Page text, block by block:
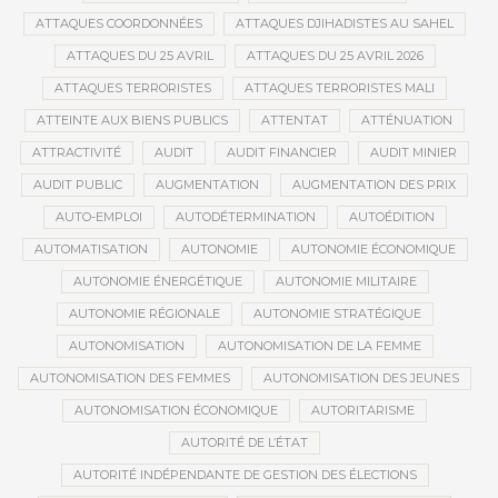
ATTAQUES COORDONNÉES ATTAQUES DJIHADISTES AU SAHEL
ATTAQUES DU 25 AVRIL ATTAQUES DU 25 AVRIL 2026
ATTAQUES TERRORISTES ATTAQUES TERRORISTES MALI
ATTEINTE AUX BIENS PUBLICS ATTENTAT ATTÉNUATION
ATTRACTIVITÉ AUDIT AUDIT FINANCIER AUDIT MINIER
AUDIT PUBLIC AUGMENTATION AUGMENTATION DES PRIX
AUTO-EMPLOI AUTODÉTERMINATION AUTOÉDITION
AUTOMATISATION AUTONOMIE AUTONOMIE ÉCONOMIQUE
AUTONOMIE ÉNERGÉTIQUE AUTONOMIE MILITAIRE
AUTONOMIE RÉGIONALE AUTONOMIE STRATÉGIQUE
AUTONOMISATION AUTONOMISATION DE LA FEMME
AUTONOMISATION DES FEMMES AUTONOMISATION DES JEUNES
AUTONOMISATION ÉCONOMIQUE AUTORITARISME
AUTORITÉ DE L’ÉTAT
AUTORITÉ INDÉPENDANTE DE GESTION DES ÉLECTIONS